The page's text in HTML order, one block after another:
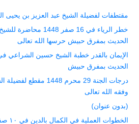
مقتطفات لفضيلة الشيخ عبد العزيز بن يحيى
خطر الرياء في 16 صفر
الحديث بمفرق حبيش حرسها الله تعالى
الحديث بمفرق حبيش
درجات الجنة 29 محرم
وفقه الله تعالى
(بدون عنوان)